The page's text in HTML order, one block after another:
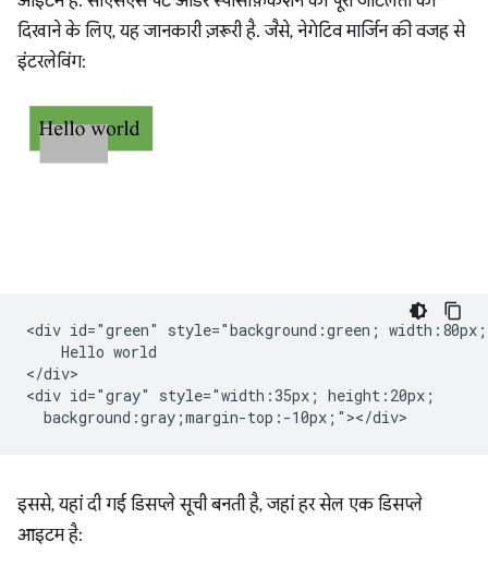
दिखाने के लिए, यह जानकारी ज़रूरी है. जैसे, नेगेटिव मार्जिन की वजह से
इंटरलेविंग:
<div id="green" style="background:green;
    Hello world
</div>
<div id="gray" style="width:35px; height:20px;
इससे, यहां दी गई डिसप्ले सूची बनती है, जहां हर सेल एक डिसप्ले
आइटम है: